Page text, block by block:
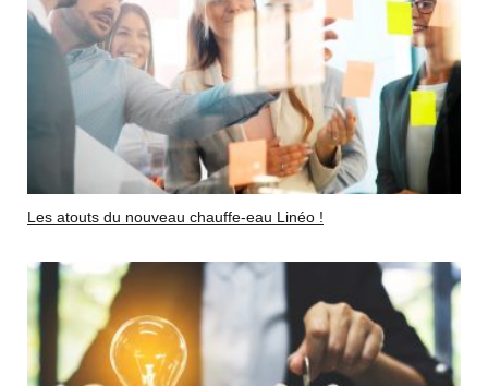
Les atouts du nouveau chauffe-eau Linéo !